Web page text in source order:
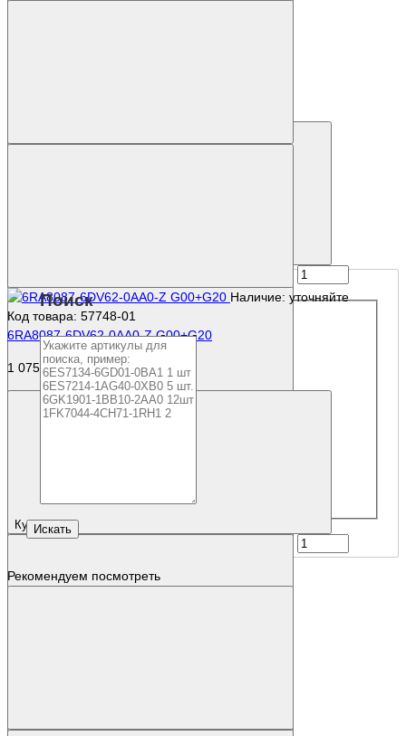
Наличие: уточняйте
Код товара: 57748-01
6RA8087-6DV62-0AA0-Z G00+G20
1 075 959 р.
Купить
Поиск
Рекомендуем посмотреть